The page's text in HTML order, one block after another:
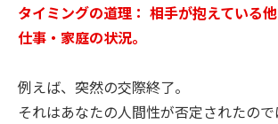
タイミングの道理： 相手が抱えている他
仕事・家庭の状況。
例えば、突然の交際終了。
それはあなたの人間性が否定されたので